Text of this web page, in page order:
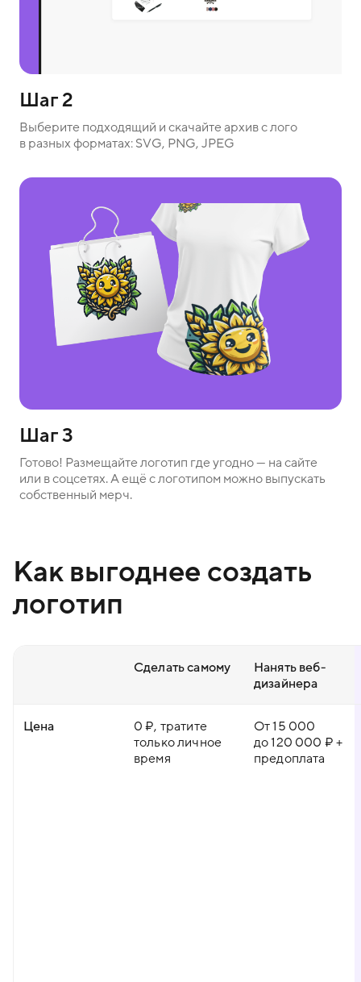
Шаг 2
Выберите подходящий и скачайте архив с лого
в разных форматах: SVG, PNG, JPEG
Шаг 3
Готово! Размещайте логотип где угодно — на сайте
или в соцсетях. А ещё с логотипом можно выпускать
собственный мерч.
Как выгоднее создать
логотип
Сделать самому
Нанять веб-
дизайнера
Цена
0 ₽, тратите
только личное
время
От 15 000
до 120 000 ₽ +
предоплата